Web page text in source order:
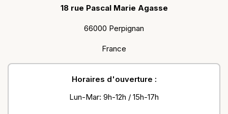
18 rue Pascal Marie Agasse
66000 Perpignan
France
Horaires d'ouverture :
Lun-Mar: 9h-12h / 15h-17h